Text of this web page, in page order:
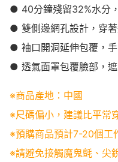
● 40分鐘殘留32%水分
● 雙側邊網孔設計，穿
● 袖口開洞延伸包覆，
● 透氣面罩包覆臉部，
※商品產地：中國
※尺碼偏小，建議比平常
※預購商品預計7-20個工
※請避免接觸魔鬼氈、尖